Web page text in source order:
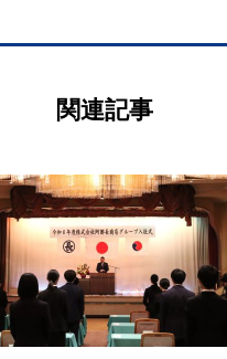
関連記事